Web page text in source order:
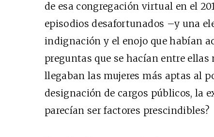
de esa congregación virtual en el
episodios desafortunados –y una
indignación y el enojo que habían
preguntas que se hacían entre ellas
llegaban las mujeres más aptas al
designación de cargos públicos, la
parecían ser factores prescindibles?